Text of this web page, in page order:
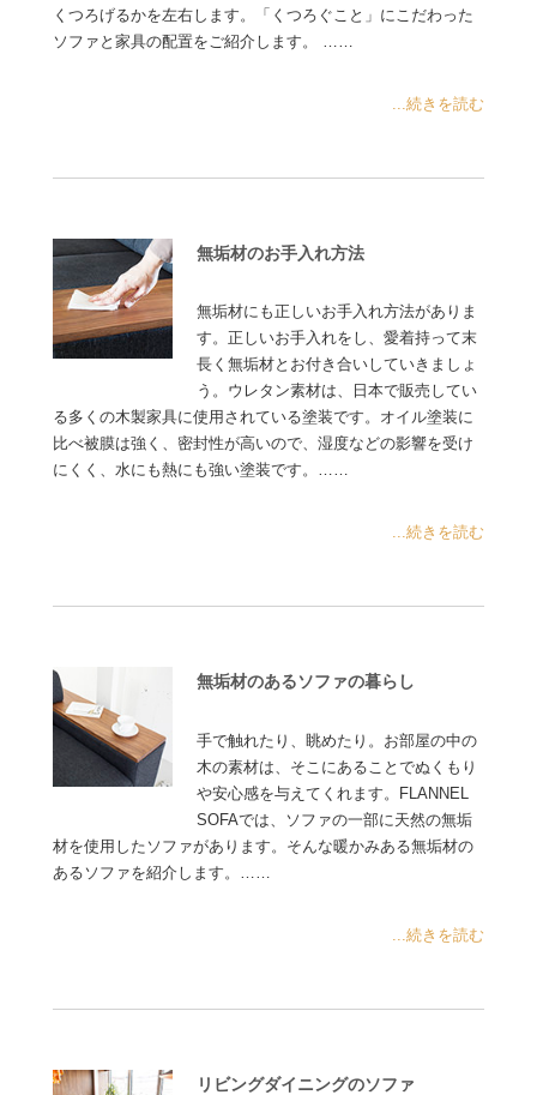
くつろげるかを左右します。「くつろぐこと」にこだわった
ソファと家具の配置をご紹介します。 ……
...続きを読む
無垢材のお手入れ方法
無垢材にも正しいお手入れ方法がありま
す。正しいお手入れをし、愛着持って末
長く無垢材とお付き合いしていきましょ
う。ウレタン素材は、日本で販売してい
る多くの木製家具に使用されている塗装です。オイル塗装に
比べ被膜は強く、密封性が高いので、湿度などの影響を受け
にくく、水にも熱にも強い塗装です。……
...続きを読む
無垢材のあるソファの暮らし
手で触れたり、眺めたり。お部屋の中の
木の素材は、そこにあることでぬくもり
や安心感を与えてくれます。FLANNEL
SOFAでは、ソファの一部に天然の無垢
材を使用したソファがあります。そんな暖かみある無垢材の
あるソファを紹介します。……
...続きを読む
リビングダイニングのソファ